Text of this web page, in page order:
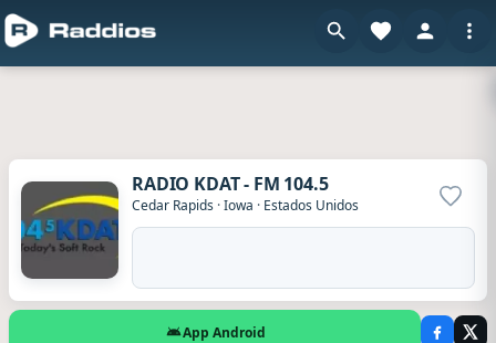
RADIO KDAT - FM 104.5
Cedar Rapids ·Iowa · Estados Unidos
App Android